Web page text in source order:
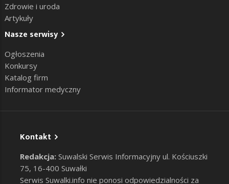
Zdrowie i uroda
Artykuły
Nasze serwisy
Ogłoszenia
Konkursy
Katalog firm
Informator medyczny
Kontakt
Redakcja: Suwalski Serwis Informacyjny ul. Kościuszki
75, 16-400 Suwałki
Serwis Suwalki.info nie ponosi odpowiedzialności za